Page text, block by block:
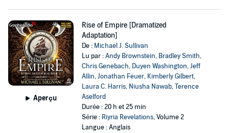
Aperçu
Rise of Empire [Dramatized
Adaptation]
De : Michael J. Sullivan
Lu par :Andy Brownstein, Bradley Smith,
Chris Genebach, Duyen Washington,Jeff
Allin,Jonathan Feuer, Kimberly Gilbert,
Laura C. Harris, Niusha Nawab,Terence
Aselford
Durée : 20 h et 25 min
Série : Riyria Revelations, Volume 2
Langue : Anglais